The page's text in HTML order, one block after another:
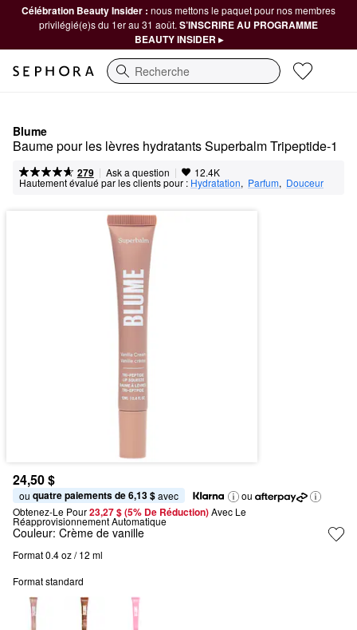
Célébration Beauty Insider : nous mettons le paquet pour nos membres
privilégié(e)s du 1er au 31 août. S’INSCRIRE AU PROGRAMME
BEAUTY INSIDER ▸
Recherche
Blume
Baume pour les lèvres hydratants Superbalm Tripeptide-1
279 | Ask a question | 12.4K
Hautement évalué par les clients pour : Hydratation, Parfum, Douceur
24,50 $
ou quatre paiements de 6,13 $ avec
ou
Obtenez-Le Pour23,27 $ (5% De Réduction) Avec Le
Réapprovisionnement Automatique
Couleur: Crème de vanille
Format 0.4 oz / 12 ml
Format standard